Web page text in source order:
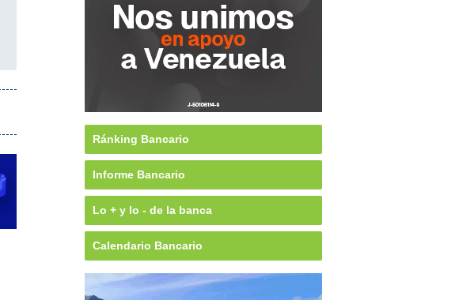
Ránking Bancario
Informe Bancario
Lo + y lo - de la banca
Calendario Bancario